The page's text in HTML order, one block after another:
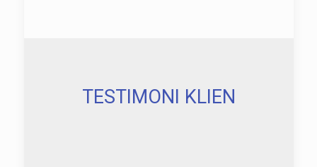
TESTIMONI KLIEN